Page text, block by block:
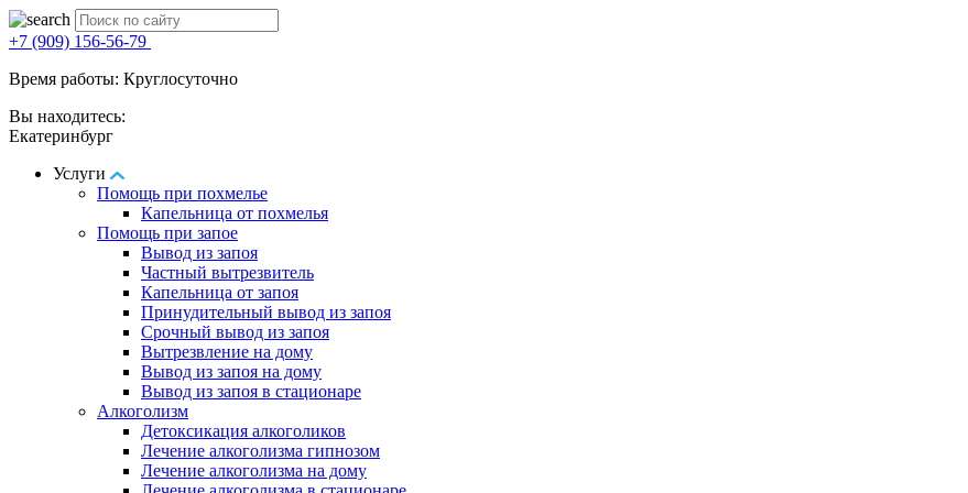
+7 (909) 156-56-79
Время работы: Круглосуточно
Вы находитесь:
Екатеринбург
Услуги
Помощь при похмелье
Капельница от похмелья
Помощь при запое
Вывод из запоя
Частный вытрезвитель
Капельница от запоя
Принудительный вывод из запоя
Срочный вывод из запоя
Вытрезвление на дому
Вывод из запоя на дому
Вывод из запоя в стационаре
Алкоголизм
Детоксикация алкоголиков
Лечение алкоголизма гипнозом
Лечение алкоголизма на дому